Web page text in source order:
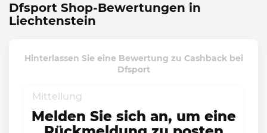
Dfsport Shop-Bewertungen in
Liechtenstein
Hinterlassen Sie eine Bewertung zu Cashback bei
Dfsport
Melden Sie sich an, um eine